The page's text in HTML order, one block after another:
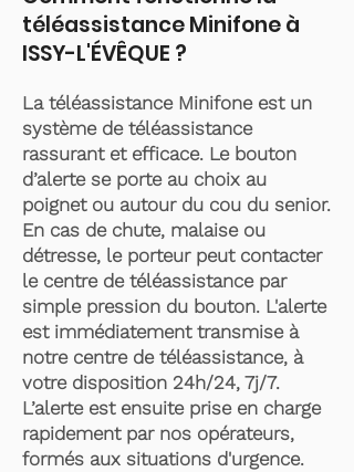
téléassistance Minifone à
ISSY-L'ÉVÊQUE ?
La téléassistance Minifone est un
système de téléassistance
rassurant et efficace. Le bouton
d’alerte se porte au choix au
poignet ou autour du cou du senior.
En cas de chute, malaise ou
détresse, le porteur peut contacter
le centre de téléassistance par
simple pression du bouton. L'alerte
est immédiatement transmise à
notre centre de téléassistance, à
votre disposition 24h/24, 7j/7.
L’alerte est ensuite prise en charge
rapidement par nos opérateurs,
formés aux situations d'urgence.